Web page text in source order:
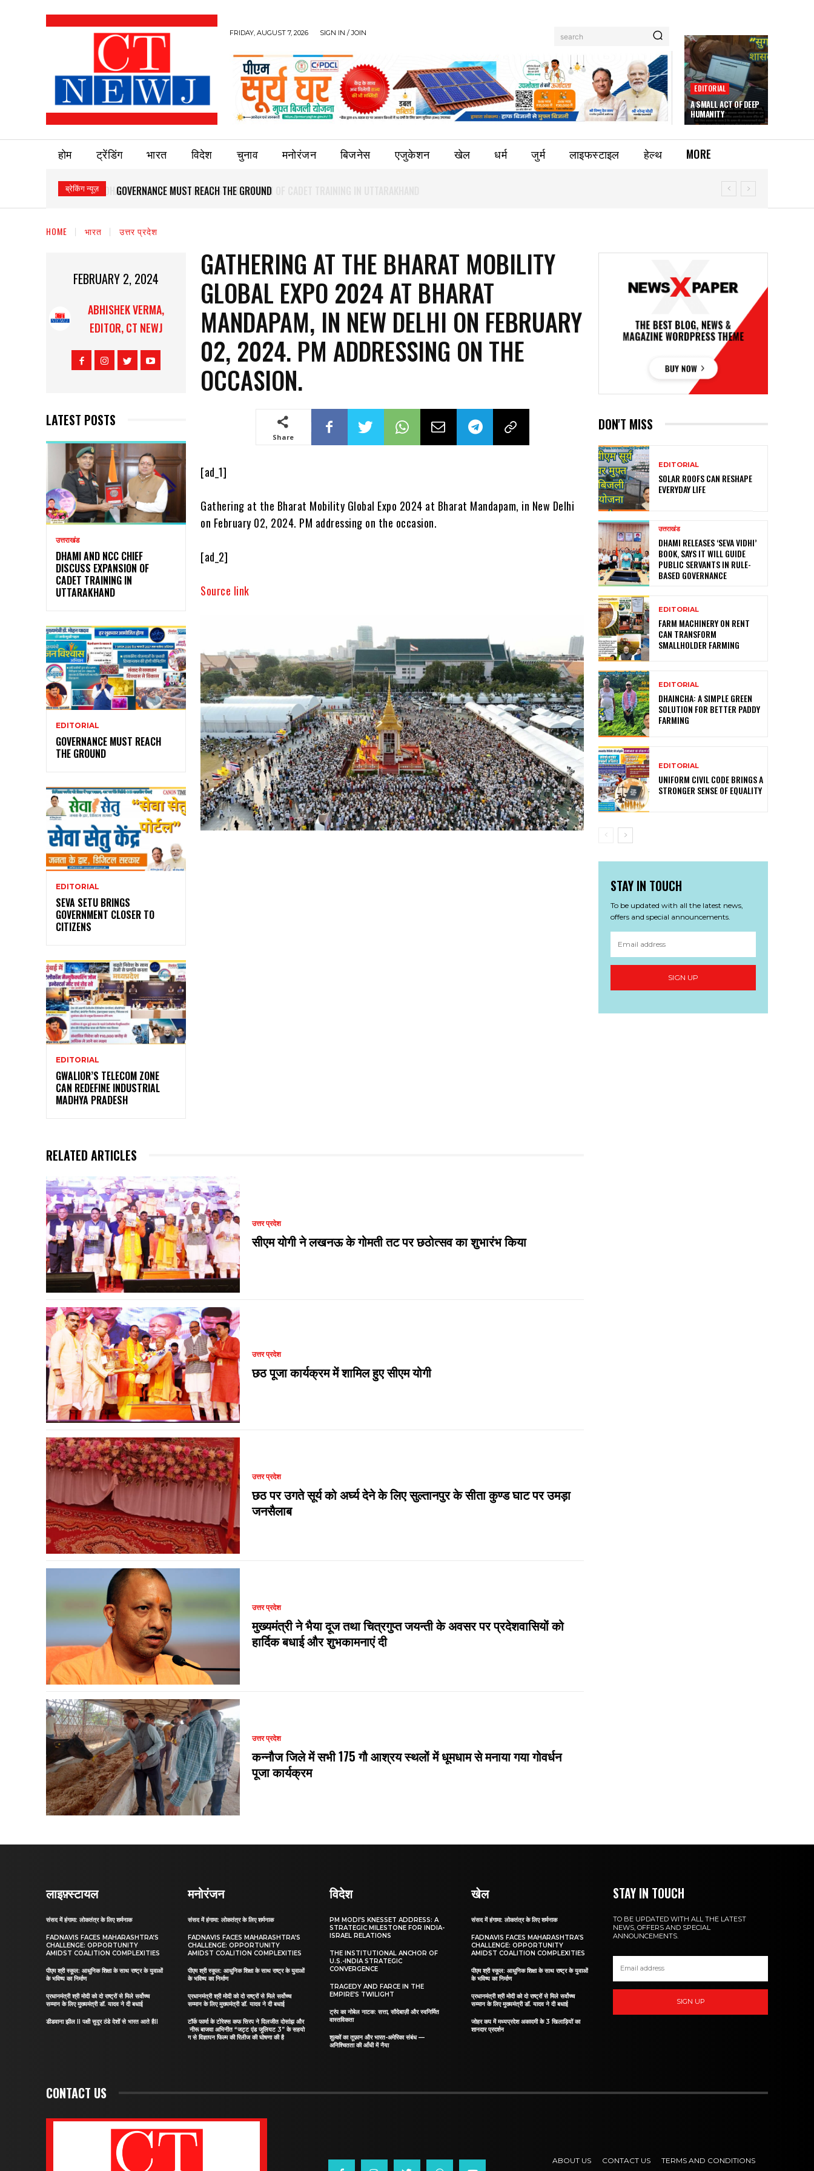
FRIDAY, AUGUST 7, 2026 SIGN IN / JOIN search
EDITORIAL
A SMALL ACT OF DEEP
HUMANITY
होम ट्रेंडिंग भारत विदेश चुनाव मनोरंजन बिजनेस एजुकेशन खेल धर्म जुर्म लाइफस्टाइल हेल्थ MORE
ब्रेकिंग न्यूज़ GOVERNANCE MUST REACH THE GROUND
HOME भारत उत्तर प्रदेश
FEBRUARY 2, 2024
ABHISHEK VERMA,
EDITOR, CT NEWJ
LATEST POSTS
उत्तराखंड
DHAMI AND NCC CHIEF
DISCUSS EXPANSION OF
CADET TRAINING IN
UTTARAKHAND
EDITORIAL
GOVERNANCE MUST REACH
THE GROUND
EDITORIAL
SEVA SETU BRINGS
GOVERNMENT CLOSER TO
CITIZENS
EDITORIAL
GWALIOR’S TELECOM ZONE
CAN REDEFINE INDUSTRIAL
MADHYA PRADESH
GATHERING AT THE BHARAT MOBILITY
GLOBAL EXPO 2024 AT BHARAT
MANDAPAM, IN NEW DELHI ON FEBRUARY
02, 2024. PM ADDRESSING ON THE
OCCASION.
Share
[ad_1]
Gathering at the Bharat Mobility Global Expo 2024 at Bharat Mandapam, in New Delhi
on February 02, 2024. PM addressing on the occasion.
[ad_2]
Source link
RELATED ARTICLES
उत्तर प्रदेश
सीएम योगी ने लखनऊ के गोमती तट पर छठोत्सव का शुभारंभ किया
उत्तर प्रदेश
छठ पूजा कार्यक्रम में शामिल हुए सीएम योगी
उत्तर प्रदेश
छठ पर उगते सूर्य को अर्घ्य देने के लिए सुल्तानपुर के सीता कुण्ड घाट पर उमड़ा
जनसैलाब
उत्तर प्रदेश
मुख्यमंत्री ने भैया दूज तथा चित्रगुप्त जयन्ती के अवसर पर प्रदेशवासियों को
हार्दिक बधाई और शुभकामनाएं दी
उत्तर प्रदेश
कन्नौज जिले में सभी 175 गौ आश्रय स्थलों में धूमधाम से मनाया गया गोवर्धन
पूजा कार्यक्रम
DON'T MISS
EDITORIAL
SOLAR ROOFS CAN RESHAPE
EVERYDAY LIFE
उत्तराखंड
DHAMI RELEASES ‘SEVA VIDHI’
BOOK, SAYS IT WILL GUIDE
PUBLIC SERVANTS IN RULE-
BASED GOVERNANCE
EDITORIAL
FARM MACHINERY ON RENT
CAN TRANSFORM
SMALLHOLDER FARMING
EDITORIAL
DHAINCHA: A SIMPLE GREEN
SOLUTION FOR BETTER PADDY
FARMING
EDITORIAL
UNIFORM CIVIL CODE BRINGS A
STRONGER SENSE OF EQUALITY
STAY IN TOUCH
To be updated with all the latest news,
offers and special announcements.
SIGN UP
लाइफ़्स्टायल
संसद में हंगामा: लोकतंत्र के लिए शर्मनाक
FADNAVIS FACES MAHARASHTRA’S
CHALLENGE: OPPORTUNITY
AMIDST COALITION COMPLEXITIES
पीएम श्री स्कूल: आधुनिक शिक्षा के साथ राष्ट्र के युवाओं
के भविष्य का निर्माण
प्रधानमंत्री श्री मोदी को दो राष्ट्रों से मिले सर्वोच्च
सम्मान के लिए मुख्यमंत्री डॉ. यादव ने दी बधाई
डीडवाना झील II पक्षी सुदूर ठंडे देशों से भारत आते हैII
मनोरंजन
संसद में हंगामा: लोकतंत्र के लिए शर्मनाक
FADNAVIS FACES MAHARASHTRA’S
CHALLENGE: OPPORTUNITY
AMIDST COALITION COMPLEXITIES
पीएम श्री स्कूल: आधुनिक शिक्षा के साथ राष्ट्र के युवाओं
के भविष्य का निर्माण
प्रधानमंत्री श्री मोदी को दो राष्ट्रों से मिले सर्वोच्च
सम्मान के लिए मुख्यमंत्री डॉ. यादव ने दी बधाई
टॉर्क फार्मा के टोरेक्स कफ सिरप ने दिलजीत दोसांझ और
नीरू बाजवा अभिनीत “जट्ट एंड जूलियट 3” के सहयो
ग से विज्ञापन फिल्म की रिलीज की घोषणा की है
विदेश
PM MODI’S KNESSET ADDRESS: A
STRATEGIC MILESTONE FOR INDIA-
ISRAEL RELATIONS
THE INSTITUTIONAL ANCHOR OF
U.S.-INDIA STRATEGIC
CONVERGENCE
TRAGEDY AND FARCE IN THE
EMPIRE’S TWILIGHT
ट्रंप का नोबेल नाटक: सत्ता, सौदेबाज़ी और स्वनिर्मित
वास्तविकता
शुल्कों का तूफ़ान और भारत-अमेरिका संबंध —
अनिश्चितता की आँधी में नैया
खेल
संसद में हंगामा: लोकतंत्र के लिए शर्मनाक
FADNAVIS FACES MAHARASHTRA’S
CHALLENGE: OPPORTUNITY
AMIDST COALITION COMPLEXITIES
पीएम श्री स्कूल: आधुनिक शिक्षा के साथ राष्ट्र के युवाओं
के भविष्य का निर्माण
प्रधानमंत्री श्री मोदी को दो राष्ट्रों से मिले सर्वोच्च
सम्मान के लिए मुख्यमंत्री डॉ. यादव ने दी बधाई
जोहर कप में मध्यप्रदेश अकादमी के 3 खिलाड़ियों का
शानदार प्रदर्शन
STAY IN TOUCH
TO BE UPDATED WITH ALL THE LATEST
NEWS, OFFERS AND SPECIAL
ANNOUNCEMENTS.
SIGN UP
CONTACT US
ABOUT US CONTACT US TERMS AND CONDITIONS